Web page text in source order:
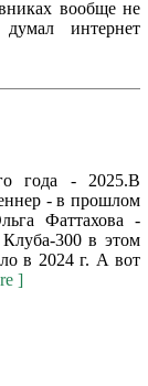
вообще не
интернет
года - 2025.В
- в прошлом
Фаттахова -
300 в этом
в 2024 г. А вот
]